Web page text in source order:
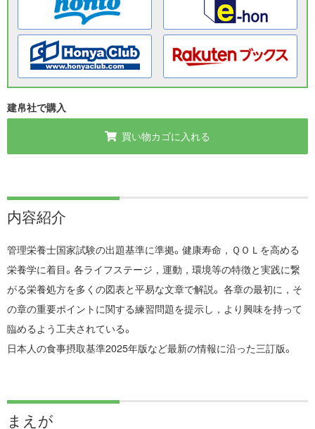
建帛社で購入
買い物カゴに入れる
内容紹介
管理栄養士国家試験の出題基準に準拠。健康寿命，ＱＯＬを高める
栄養学に着目。各ライフステージ，運動，環境等の特徴と実践に繋
がる栄養処方を多くの図表と平易な文章で解説。 各章の最初に，そ
の章の重要ポイントに関する練習問題を提示し，より興味を持って
臨めるよう工夫されている。
日本人の食事摂取基準2025年版など最新の情報に沿った三訂版。
まえが